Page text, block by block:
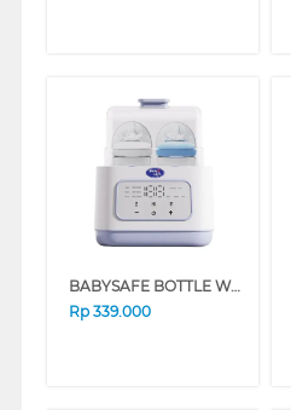
BABYSAFE BOTTLE WARMER LBW03
Rp 339.000